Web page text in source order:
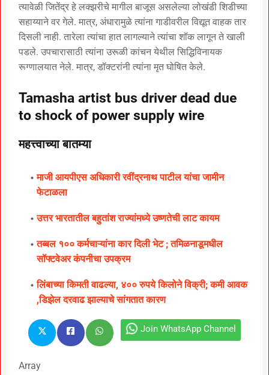
त्यावेळी जितेंद्र हे लक्झरीचे मागील बाजूस असलेल्या लोखंडी शिडीच्या
सहाय्याने वर गेले. मात्र, अंधारामुळे त्यांना गाडीवरील विद्यूत वाहक तार
दिसली नाही. तारेला त्यांचा हात लागल्याने त्यांचा शॉक लागून ते खाली
पडले. उपचारासाठी त्यांना उरूळी कांचन येथील सिद्धिविनायक
रूग्णालयात नेले. मात्र, डॉक्टरांनी त्यांना मृत घोषित केले.
Tamasha artist bus driver dead due
to shock of power supply wire
महत्त्वाच्या बातम्या
माजी आयपीएस अधिकारी रवींद्रनाथ पाटील यांचा जामीन
फेटाळला
उत्तर भारतातील बहुतांश राज्यांमध्ये उष्णतेची लाट कायम
तब्बल १०० कर्मचाऱ्यांना कार दिली भेट ; तमिळनाडूमधील
सॉफ्टवेअर कंपनीचा उपक्रम
लिंबाच्या किमती वाढल्या, ४०० रुपये किलोने विक्री; कमी आवक
,डिझेल दरवाढ झाल्याचे सांगतात कारण
Join WhatsApp Channel
Array